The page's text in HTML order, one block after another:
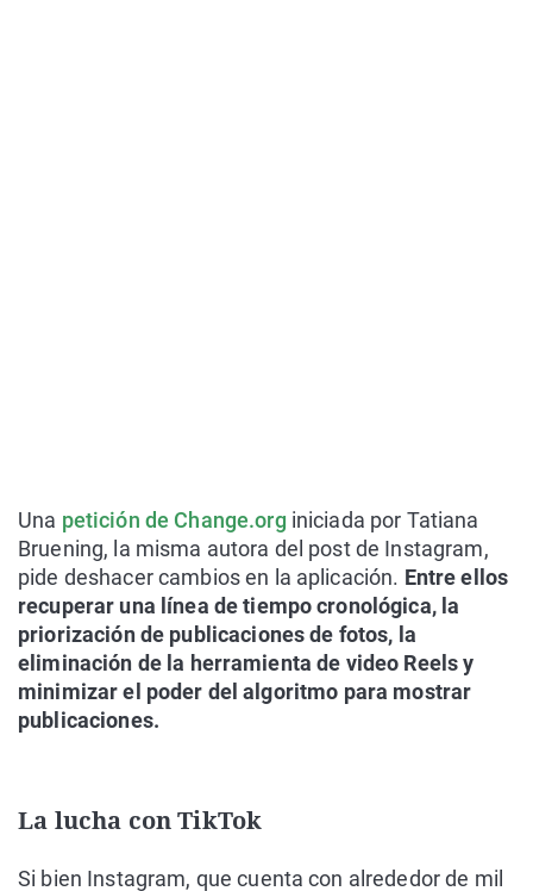
Una petición de Change.org iniciada por Tatiana
Bruening, la misma autora del post de Instagram,
pide deshacer cambios en la aplicación. Entre ellos
recuperar una línea de tiempo cronológica, la
priorización de publicaciones de fotos, la
eliminación de la herramienta de video Reels y
minimizar el poder del algoritmo para mostrar
publicaciones.
La lucha con TikTok
Si bien Instagram, que cuenta con alrededor de mil